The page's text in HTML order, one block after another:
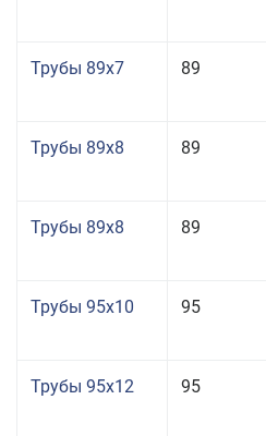
Трубы 89x7 89
Трубы 89x8 89
Трубы 89x8 89
Трубы 95x10 95
Трубы 95x12 95